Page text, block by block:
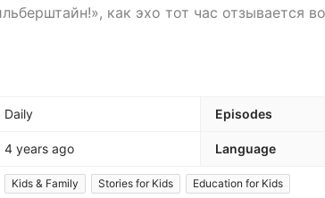
как эхо тот час отзывается
Daily Episodes
4 years ago Language
Kids & Family Stories for Kids Education for Kids